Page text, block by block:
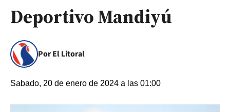
Deportivo Mandiyú
Por El Litoral
Sabado, 20 de enero de 2024 a las 01:00